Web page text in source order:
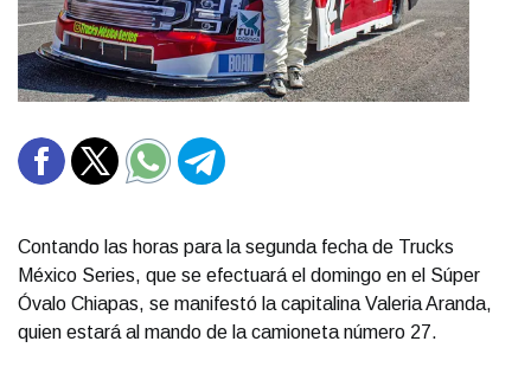
Contando las horas para la segunda fecha de Trucks
México Series, que se efectuará el domingo en el Súper
Óvalo Chiapas, se manifestó la capitalina Valeria Aranda,
quien estará al mando de la camioneta número 27.